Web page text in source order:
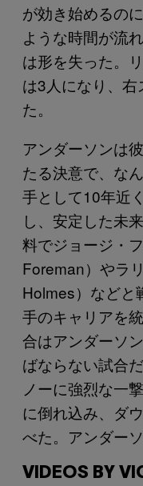
が効き始めるの
ような時間が流
は形を失った。
は3人になり、
た。
アンダーソンは
たる決意で、な
手として10年近
し、安定した未
料でジョージ・
Foreman）やラ
Holmes）などと
手のキャリアを
合はアンダーソ
ばならない試合
ノーに強烈な一
に倒れ込み、ダ
べた。アンダー
VIDEOS BY